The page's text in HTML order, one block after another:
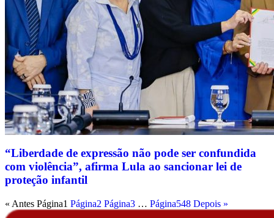
“Liberdade de expressão não pode ser confundida
com violência”, afirma Lula ao sancionar lei de
proteção infantil
« Antes Página1 Página2 Página3 … Página548 Depois »